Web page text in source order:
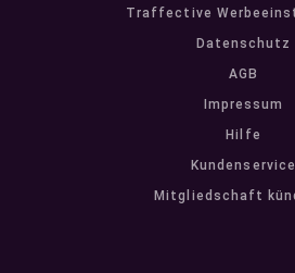
Traffective
Datenschutz
AGB
Impressum
Hilfe
Kundenservice
Mitgliedschaft